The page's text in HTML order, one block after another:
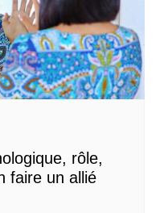
rôle,
faire un allié